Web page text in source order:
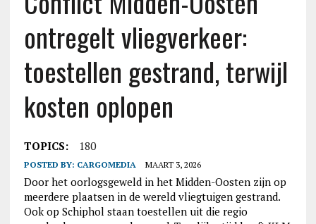
ontregelt vliegverkeer:
toestellen gestrand, terwijl
kosten oplopen
TOPICS: 180
POSTED BY: CARGOMEDIA MAART 3, 2026
Door het oorlogsgeweld in het Midden-Oosten zijn op
meerdere plaatsen in de wereld vliegtuigen gestrand.
Ook op Schiphol staan toestellen uit die regio